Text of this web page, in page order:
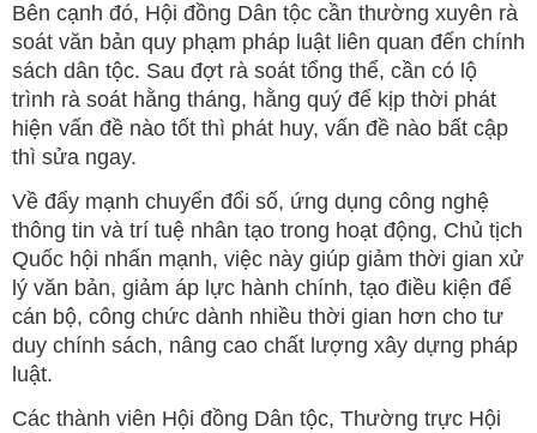
Bên cạnh đó, Hội đồng Dân tộc cần thường xuyên rà
soát văn bản quy phạm pháp luật liên quan đến chính
sách dân tộc. Sau đợt rà soát tổng thể, cần có lộ
trình rà soát hằng tháng, hằng quý để kịp thời phát
hiện vấn đề nào tốt thì phát huy, vấn đề nào bất cập
thì sửa ngay.
Về đẩy mạnh chuyển đổi số, ứng dụng công nghệ
thông tin và trí tuệ nhân tạo trong hoạt động, Chủ tịch
Quốc hội nhấn mạnh, việc này giúp giảm thời gian xử
lý văn bản, giảm áp lực hành chính, tạo điều kiện để
cán bộ, công chức dành nhiều thời gian hơn cho tư
duy chính sách, nâng cao chất lượng xây dựng pháp
luật.
Các thành viên Hội đồng Dân tộc, Thường trực Hội